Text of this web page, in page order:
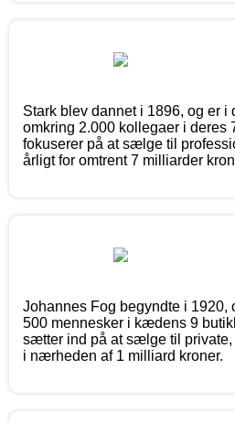
Stark blev dannet i 1896, og er i
omkring 2.000 kollegaer i deres
fokuserer på at sælge til
årligt for omtrent 7 milliarder
Johannes Fog begyndte i 1920,
500 mennesker i kædens 9
sætter ind på at sælge til
i nærheden af 1 milliard kroner.